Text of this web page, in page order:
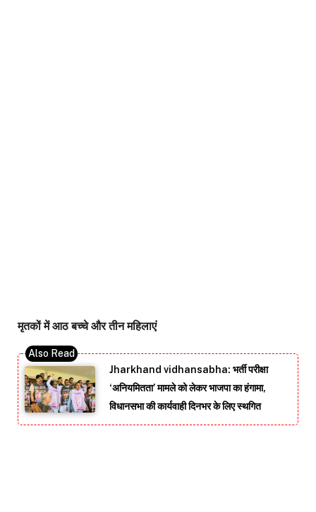
मृतकों में आठ बच्चे और तीन महिलाएं
Jharkhand vidhansabha: भर्ती परीक्षा
‘अनियमितता’ मामले को लेकर भाजपा का हंगामा,
विधानसभा की कार्यवाही दिनभर के लिए स्थगित